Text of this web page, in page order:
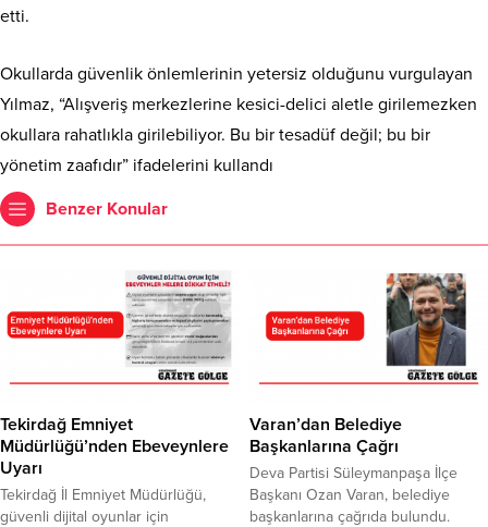
etti.
Okullarda güvenlik önlemlerinin yetersiz olduğunu vurgulayan
Yılmaz, “Alışveriş merkezlerine kesici-delici aletle girilemezken
okullara rahatlıkla girilebiliyor. Bu bir tesadüf değil; bu bir
yönetim zaafıdır” ifadelerini kullandı
Benzer Konular
Tekirdağ Emniyet
Müdürlüğü’nden Ebeveynlere
Uyarı
Tekirdağ İl Emniyet Müdürlüğü,
güvenli dijital oyunlar için
Varan’dan Belediye
Başkanlarına Çağrı
Deva Partisi Süleymanpaşa İlçe
Başkanı Ozan Varan, belediye
başkanlarına çağrıda bulundu.